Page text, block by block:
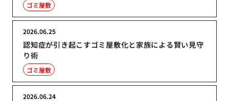
ゴミ屋敷
認知症が引き起こすゴミ屋敷化と家族による賢い見守
り術
2026.06.25
ゴミ屋敷
2026.06.24